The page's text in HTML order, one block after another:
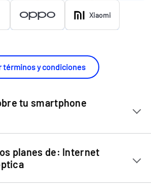
Xiaomi
términos y condiciones
tu smartphone
planes de: Internet